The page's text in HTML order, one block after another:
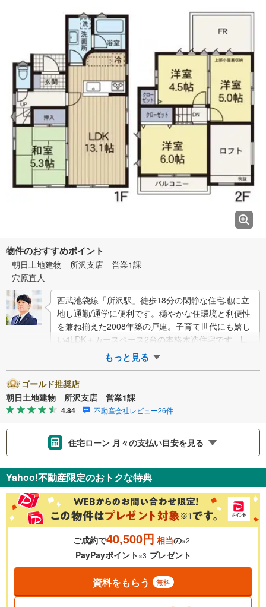
物件のおすすめポイント
朝日土地建物 所沢支店 営業1課
穴原直人
西武池袋線「所沢駅」徒歩18分の閑静な住宅地に立
地し通勤/通学に便利です。穏やかな住環境と利便性
を兼ね揃えた2008年築の戸建。子育て世代にも嬉し
い4LDK＋カースペース2台の本格木造住宅です。LD
K13.1帖、床暖房、対面カウン…
もっと見る
ゴールド推奨店
朝日土地建物 所沢支店 営業1課
4.84 不動産会社レビュー26件
住宅ローン 月々の支払い目安を見る
金利 ％
0.01%
Yahoo!不動産限定のおトクな特典
ご成約で40,500円 相当の※2
PayPayポイント※3 プレゼント
資料をもらう 無料